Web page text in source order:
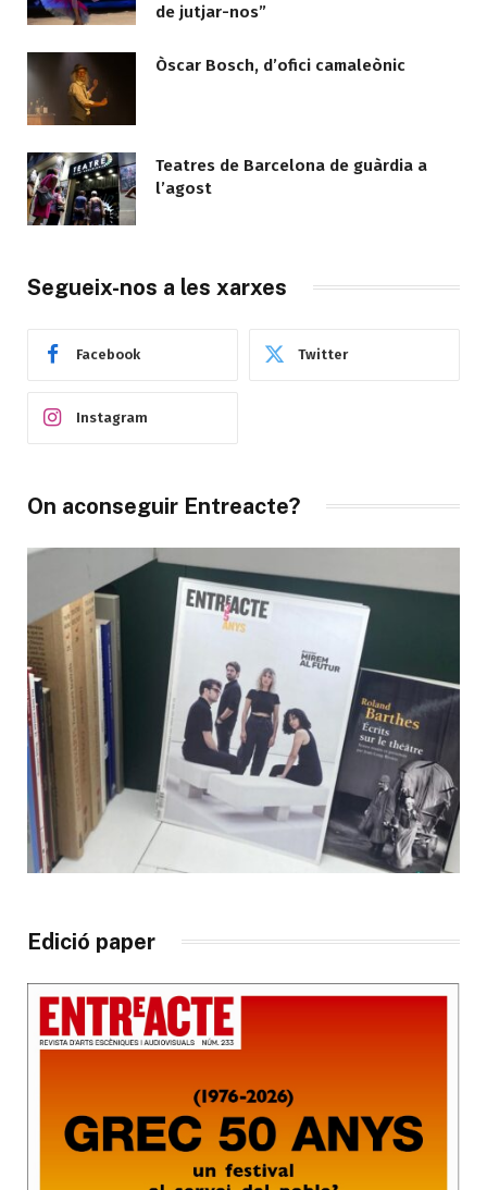
de jutjar-nos”
Òscar Bosch, d’ofici camaleònic
Teatres de Barcelona de guàrdia a
l’agost
Segueix-nos a les xarxes
Facebook Twitter
Instagram
On aconseguir Entreacte?
Edició paper